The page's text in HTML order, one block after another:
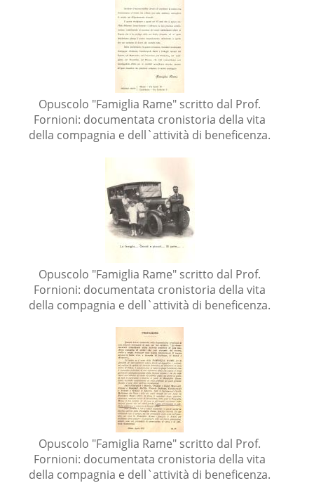
Opuscolo "Famiglia Rame" scritto dal Prof.
Fornioni: documentata cronistoria della vita
della compagnia e dell`attività di beneficenza.
Opuscolo "Famiglia Rame" scritto dal Prof.
Fornioni: documentata cronistoria della vita
della compagnia e dell`attività di beneficenza.
Opuscolo "Famiglia Rame" scritto dal Prof.
Fornioni: documentata cronistoria della vita
della compagnia e dell`attività di beneficenza.